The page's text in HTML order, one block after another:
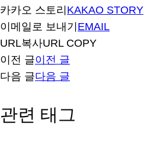
카카오 스토리 KAKAO STORY
이메일로 보내기 EMAIL
URL복사URL COPY
이전 글이전 글
다음 글다음 글
관련 태그